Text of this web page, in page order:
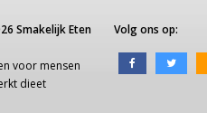
Smakelijk Eten
voor mensen
dieet
Volg ons op: